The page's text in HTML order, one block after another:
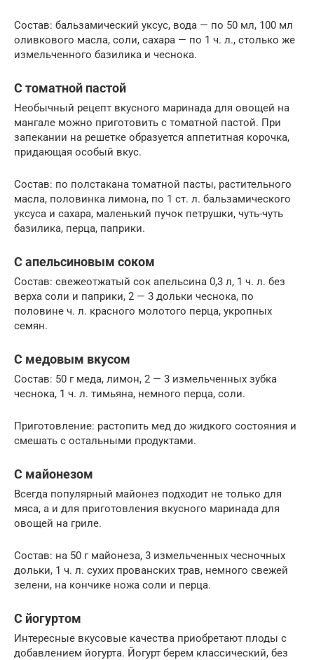
Состав: бальзамический уксус, вода — по 50 мл, 100 мл
оливкового масла, соли, сахара — по 1 ч. л., столько же
измельченного базилика и чеснока.
С томатной пастой
Необычный рецепт вкусного маринада для овощей на
мангале можно приготовить с томатной пастой. При
запекании на решетке образуется аппетитная корочка,
придающая особый вкус.
Состав: по полстакана томатной пасты, растительного
масла, половинка лимона, по 1 ст. л. бальзамического
уксуса и сахара, маленький пучок петрушки, чуть-чуть
базилика, перца, паприки.
С апельсиновым соком
Состав: свежеотжатый сок апельсина 0,3 л, 1 ч. л. без
верха соли и паприки, 2 — 3 дольки чеснока, по
половине ч. л. красного молотого перца, укропных
семян.
С медовым вкусом
Состав: 50 г меда, лимон, 2 — 3 измельченных зубка
чеснока, 1 ч. л. тимьяна, немного перца, соли.
Приготовление: растопить мед до жидкого состояния и
смешать с остальными продуктами.
С майонезом
Всегда популярный майонез подходит не только для
мяса, а и для приготовления вкусного маринада для
овощей на гриле.
Состав: на 50 г майонеза, 3 измельченных чесночных
дольки, 1 ч. л. сухих прованских трав, немного свежей
зелени, на кончике ножа соли и перца.
С йогуртом
Интересные вкусовые качества приобретают плоды с
добавлением йогурта. Йогурт берем классический, без